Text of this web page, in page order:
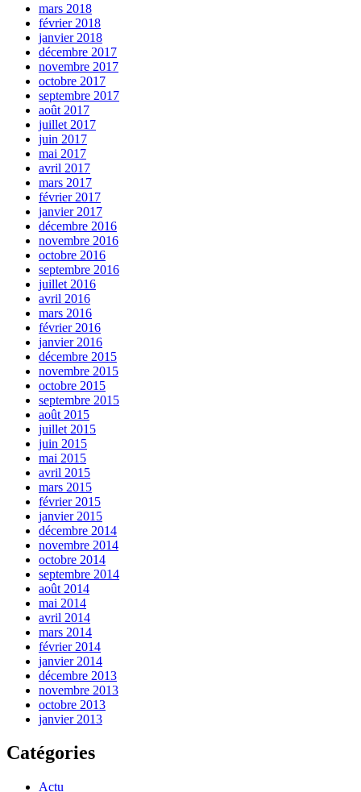
mars 2018
février 2018
janvier 2018
décembre 2017
novembre 2017
octobre 2017
septembre 2017
août 2017
juillet 2017
juin 2017
mai 2017
avril 2017
mars 2017
février 2017
janvier 2017
décembre 2016
novembre 2016
octobre 2016
septembre 2016
juillet 2016
avril 2016
mars 2016
février 2016
janvier 2016
décembre 2015
novembre 2015
octobre 2015
septembre 2015
août 2015
juillet 2015
juin 2015
mai 2015
avril 2015
mars 2015
février 2015
janvier 2015
décembre 2014
novembre 2014
octobre 2014
septembre 2014
août 2014
mai 2014
avril 2014
mars 2014
février 2014
janvier 2014
décembre 2013
novembre 2013
octobre 2013
janvier 2013
Catégories
Actu